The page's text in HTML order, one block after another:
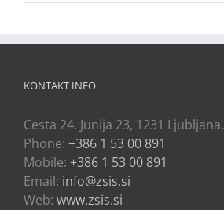
KONTAKT INFO
Cesta 24. Junija 23, 1231 Ljubljana,
Phone: +386 1 53 00 891
Mobile: +386 1 53 00 891
Email: info@zsis.si
Web: www.zsis.si